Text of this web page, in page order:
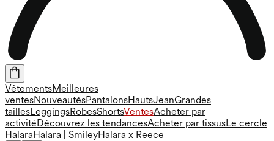
VêtementsMeilleures
ventesNouveautésPantalonsHautsJeanGrandes
taillesLeggingsRobesShortsVentesAcheter par
activitéDécouvrez les tendancesAcheter par tissusLe cercle
HalaraHalara | SmileyHalara x Reece